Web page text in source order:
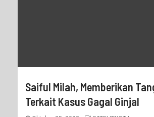
Saiful Milah, Memberikan
Terkait Kasus Gagal Ginjal